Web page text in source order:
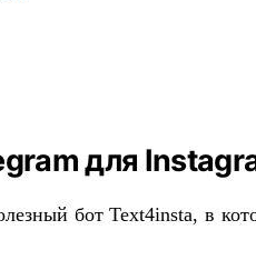
для
бот Text4insta, в